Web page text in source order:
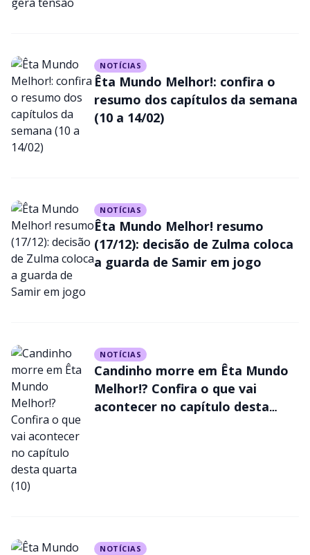
NOTÍCIAS
Êta Mundo Melhor!: confira o
resumo dos capítulos da semana
(10 a 14/02)
NOTÍCIAS
Êta Mundo Melhor! resumo
(17/12): decisão de Zulma coloca
a guarda de Samir em jogo
NOTÍCIAS
Candinho morre em Êta Mundo
Melhor!? Confira o que vai
acontecer no capítulo desta
NOTÍCIAS